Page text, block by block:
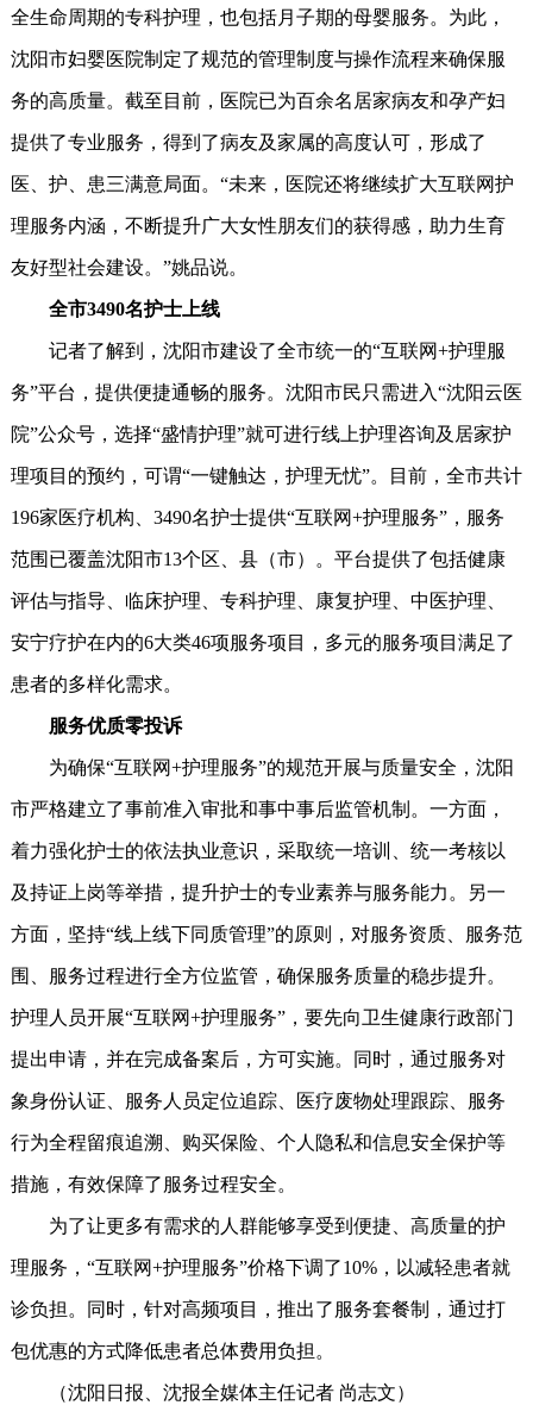
全生命周期的专科护理，也包括月子期的母婴服务。为此，
沈阳市妇婴医院制定了规范的管理制度与操作流程来确保服
务的高质量。截至目前，医院已为百余名居家病友和孕产妇
提供了专业服务，得到了病友及家属的高度认可，形成了
医、护、患三满意局面。“未来，医院还将继续扩大互联网护
理服务内涵，不断提升广大女性朋友们的获得感，助力生育
友好型社会建设。”姚品说。
全市3490名护士上线
记者了解到，沈阳市建设了全市统一的“互联网+护理服
务”平台，提供便捷通畅的服务。沈阳市民只需进入“沈阳云医
院”公众号，选择“盛情护理”就可进行线上护理咨询及居家护
理项目的预约，可谓“一键触达，护理无忧”。目前，全市共计
196家医疗机构、3490名护士提供“互联网+护理服务”，服务
范围已覆盖沈阳市13个区、县（市）。平台提供了包括健康
评估与指导、临床护理、专科护理、康复护理、中医护理、
安宁疗护在内的6大类46项服务项目，多元的服务项目满足了
患者的多样化需求。
服务优质零投诉
为确保“互联网+护理服务”的规范开展与质量安全，沈阳
市严格建立了事前准入审批和事中事后监管机制。一方面，
着力强化护士的依法执业意识，采取统一培训、统一考核以
及持证上岗等举措，提升护士的专业素养与服务能力。另一
方面，坚持“线上线下同质管理”的原则，对服务资质、服务范
围、服务过程进行全方位监管，确保服务质量的稳步提升。
护理人员开展“互联网+护理服务”，要先向卫生健康行政部门
提出申请，并在完成备案后，方可实施。同时，通过服务对
象身份认证、服务人员定位追踪、医疗废物处理跟踪、服务
行为全程留痕追溯、购买保险、个人隐私和信息安全保护等
措施，有效保障了服务过程安全。
为了让更多有需求的人群能够享受到便捷、高质量的护
理服务，“互联网+护理服务”价格下调了10%，以减轻患者就
诊负担。同时，针对高频项目，推出了服务套餐制，通过打
包优惠的方式降低患者总体费用负担。
（沈阳日报、沈报全媒体主任记者 尚志文）